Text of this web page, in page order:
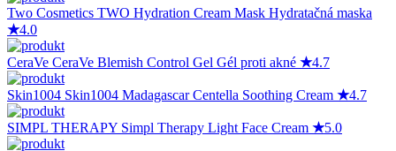
Two Cosmetics TWO Hydration Cream Mask Hydratačná maska
★4.0
CeraVe CeraVe Blemish Control Gel Gél proti akné ★4.7
Skin1004 Skin1004 Madagascar Centella Soothing Cream ★4.7
SIMPL THERAPY Simpl Therapy Light Face Cream ★5.0